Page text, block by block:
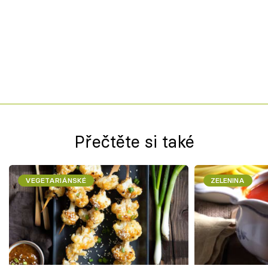
Přečtěte si také
VEGETARIÁNSKÉ ZELENINA